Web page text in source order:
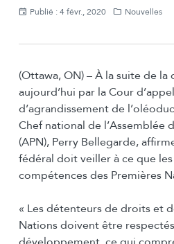
Publié : 4 févr., 2020 Nouvelles
(Ottawa, ON) – À la suite de
aujourd’hui par la Cour
d’agrandissement de
Chef national de l’Assemblée
(APN), Perry Bellegarde,
fédéral doit veiller à ce que
compétences des Premières
« Les détenteurs de droits et
Nations doivent être